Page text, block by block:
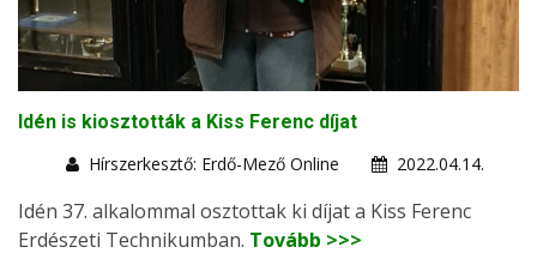
Idén is kiosztották a Kiss Ferenc díjat
Hírszerkesztő: Erdő-Mező Online
2022.04.14.
Idén 37. alkalommal osztottak ki díjat a Kiss Ferenc
Erdészeti Technikumban. Tovább >>>